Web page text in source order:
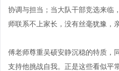
协调与担当；当大队干部竞选来
师联系不上家长，没有丝毫犹豫，
傅老师尊重吴硕安静沉稳的特质，
支持他挑战自我。正是这些看似平